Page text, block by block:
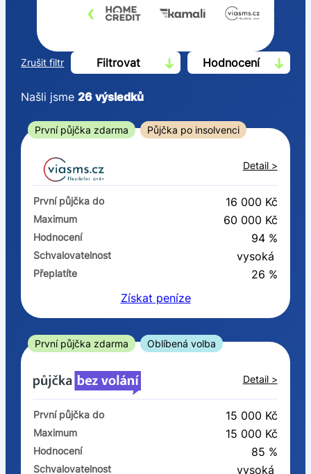
‹ ›
Zrušit filtr Filtrovat Hodnocení
Od
První půjčka zdarma
–
ano
Ve zkušebce
ano
ne
V exekuci
ano
ne
Po insolvenci
Našli jsme26 výsledků
První půjčka zdarma Půjčka po insolvenci
Detail >
První půjčka do 16 000 Kč
Maximum 60 000 Kč
Hodnocení 94 %
Schvalovatelnost vysoká
Přeplatíte
26 %
Získat peníze
První půjčka zdarma Oblíbená volba
Detail >
První půjčka do 15 000 Kč
Maximum 15 000 Kč
Hodnocení 85 %
Schvalovatelnost vysoká